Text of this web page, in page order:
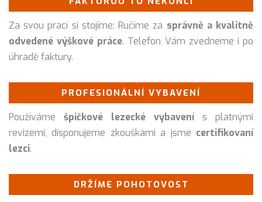
Za svou prací si stojíme: Ručíme za správně a kvalitně
odvedené výškové práce. Telefon Vám zvedneme i po
úhradě faktury.
PROFESIONÁLNÍ VYBAVENÍ
Používáme špičkové lezecké vybavenís platnými
revizemi, disponujeme zkouškami a jsme certifikovaní
lezci.
DRŽÍME POHOTOVOST